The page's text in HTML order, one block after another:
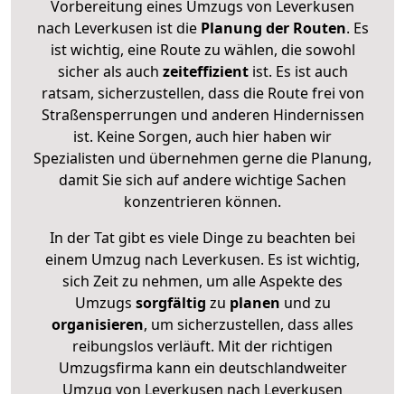
Vorbereitung eines Umzugs von Leverkusen
nach Leverkusen ist diePlanung der Routen. Es
ist wichtig, eine Route zu wählen, die sowohl
sicher als auch zeiteffizientist. Es ist auch
ratsam, sicherzustellen, dass die Route frei von
Straßensperrungen und anderen Hindernissen
ist. Keine Sorgen, auch hier haben wir
Spezialisten und übernehmen gerne die Planung,
damit Sie sich auf andere wichtige Sachen
konzentrieren können.
In der Tat gibt es viele Dinge zu beachten bei
einem Umzug nach Leverkusen. Es ist wichtig,
sich Zeit zu nehmen, um alle Aspekte des
Umzugs sorgfältig zu planen und zu
organisieren, um sicherzustellen, dass alles
reibungslos verläuft. Mit der richtigen
Umzugsfirma kann ein deutschlandweiter
Umzug von Leverkusen nach Leverkusen